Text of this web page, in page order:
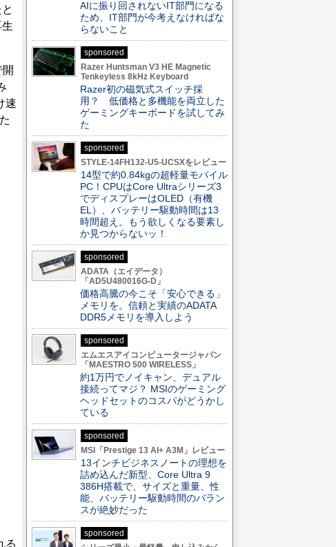
速
る
AIに振り回されないIT部門になる
ため、IT部門が今考えなければな
らないこと
sponsored
Razer Huntsman V3 HE Magnetic
Tenkeyless 8kHz Keyboard
Razer初の磁気式スイッチ採
用？ 低価格と多機能を両立した
ゲーミングキーボードを試してみ
た
sponsored
STYLE-14FH132-U5-UCSXをレビュー
14型で約0.84kgの超軽量モバイル
PC！CPUはCore Ultraシリーズ3
でディスプレーはOLED（有機
EL）、バッテリー駆動時間は13
時間超え。もう欲しくなる要素し
か見つからないッ！
sponsored
ADATA（エイデータ）
「AD5U480016G-D」
価格高騰の今こそ「安心できる」
メモリを。信頼と実績のADATA
DDR5メモリを導入しよう
sponsored
エムエスアイコンピュータージャパン
「MAESTRO 500 WIRELESS」
約1万円でノイキャン、デュアル
接続ってマジ？ MSIのゲーミング
ヘッドセットのコスパがどうかし
ている
sponsored
MSI「Prestige 13 AI+ A3M」レビュー
13インチビジネスノートの理想を
詰め込んだ新型、Core Ultra 9
386H搭載で、サイズと重量、性
能、バッテリー駆動時間のバラン
スが絶妙だった
sponsored